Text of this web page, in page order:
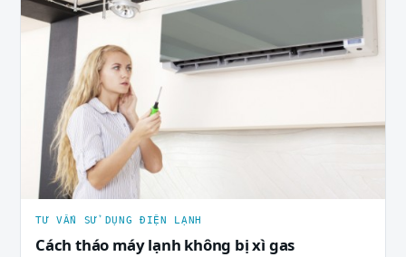
TƯ VẤN SỬ DỤNG ĐIỆN LẠNH
Cách tháo máy lạnh không bị xì gas